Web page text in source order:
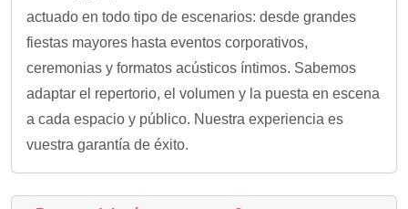
actuado en todo tipo de escenarios: desde grandes
fiestas mayores hasta eventos corporativos,
ceremonias y formatos acústicos íntimos. Sabemos
adaptar el repertorio, el volumen y la puesta en escena
a cada espacio y público. Nuestra experiencia es
vuestra garantía de éxito.